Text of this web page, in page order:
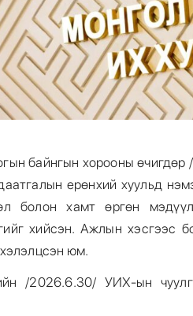
байнгын хорооны
ерөнхий хуульд
болон хамт өргөн
хийсэн. Ажлын хэсгээс
юм.
/2026.6.30/ УИХ-ын